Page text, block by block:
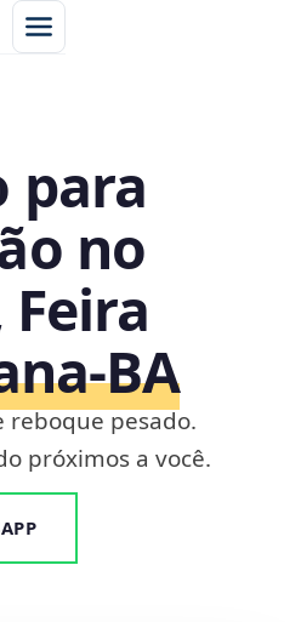
para
no
Feira
reboque pesado.
próximos a você.